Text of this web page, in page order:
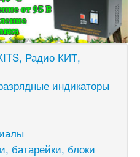
Радио КИТ,
индикаторы
батарейки, блоки